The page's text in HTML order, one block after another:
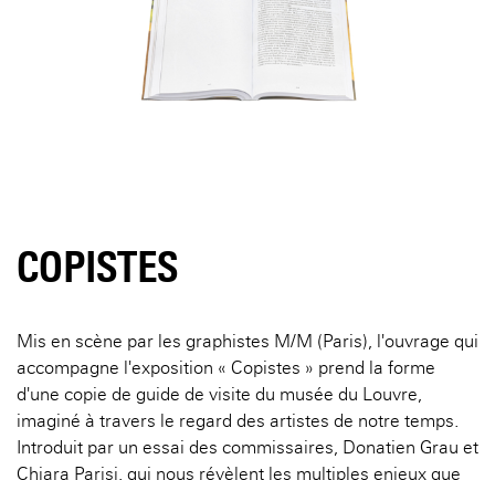
COPISTES
Mis en scène par les graphistes M/M (Paris), l'ouvrage qui
accompagne l'exposition « Copistes » prend la forme
d'une copie de guide de visite du musée du Louvre,
imaginé à travers le regard des artistes de notre temps.
Introduit par un essai des commissaires, Donatien Grau et
Chiara Parisi, qui nous révèlent les multiples enjeux que